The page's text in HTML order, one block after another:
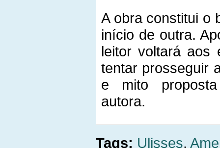
A obra constitui o
início de outra.
leitor voltará aos
tentar prosseguir
e mito
autora.
Tags: Ulisses,